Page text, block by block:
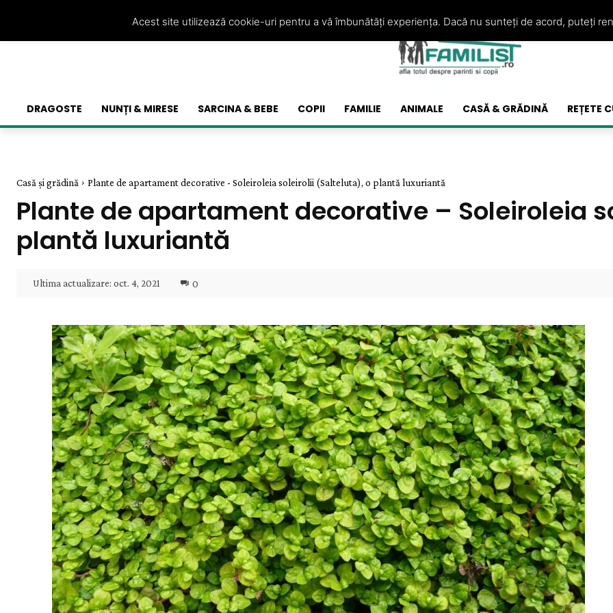
DRAGOSTE NUNȚI & MIRESE SARCINA & BEBE COPII FAMILIE ANIMALE CASĂ & GRĂDINĂ REȚETE
Casă și grădină Plante de apartament decorative - Soleiroleia soleirolii (Salteluta), o plantă luxuriantă
Plante de apartament decorative – Soleiroleia
plantă luxuriantă
Ultima actualizare: oct. 4, 2021 0
Acest site utilizează cookie-uri pentru a vă îmbunătăți experiența. Dacă nu sunteți de acord, puteți